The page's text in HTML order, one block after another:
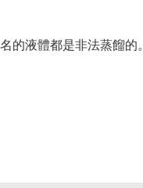
液體都是非法蒸餾的。